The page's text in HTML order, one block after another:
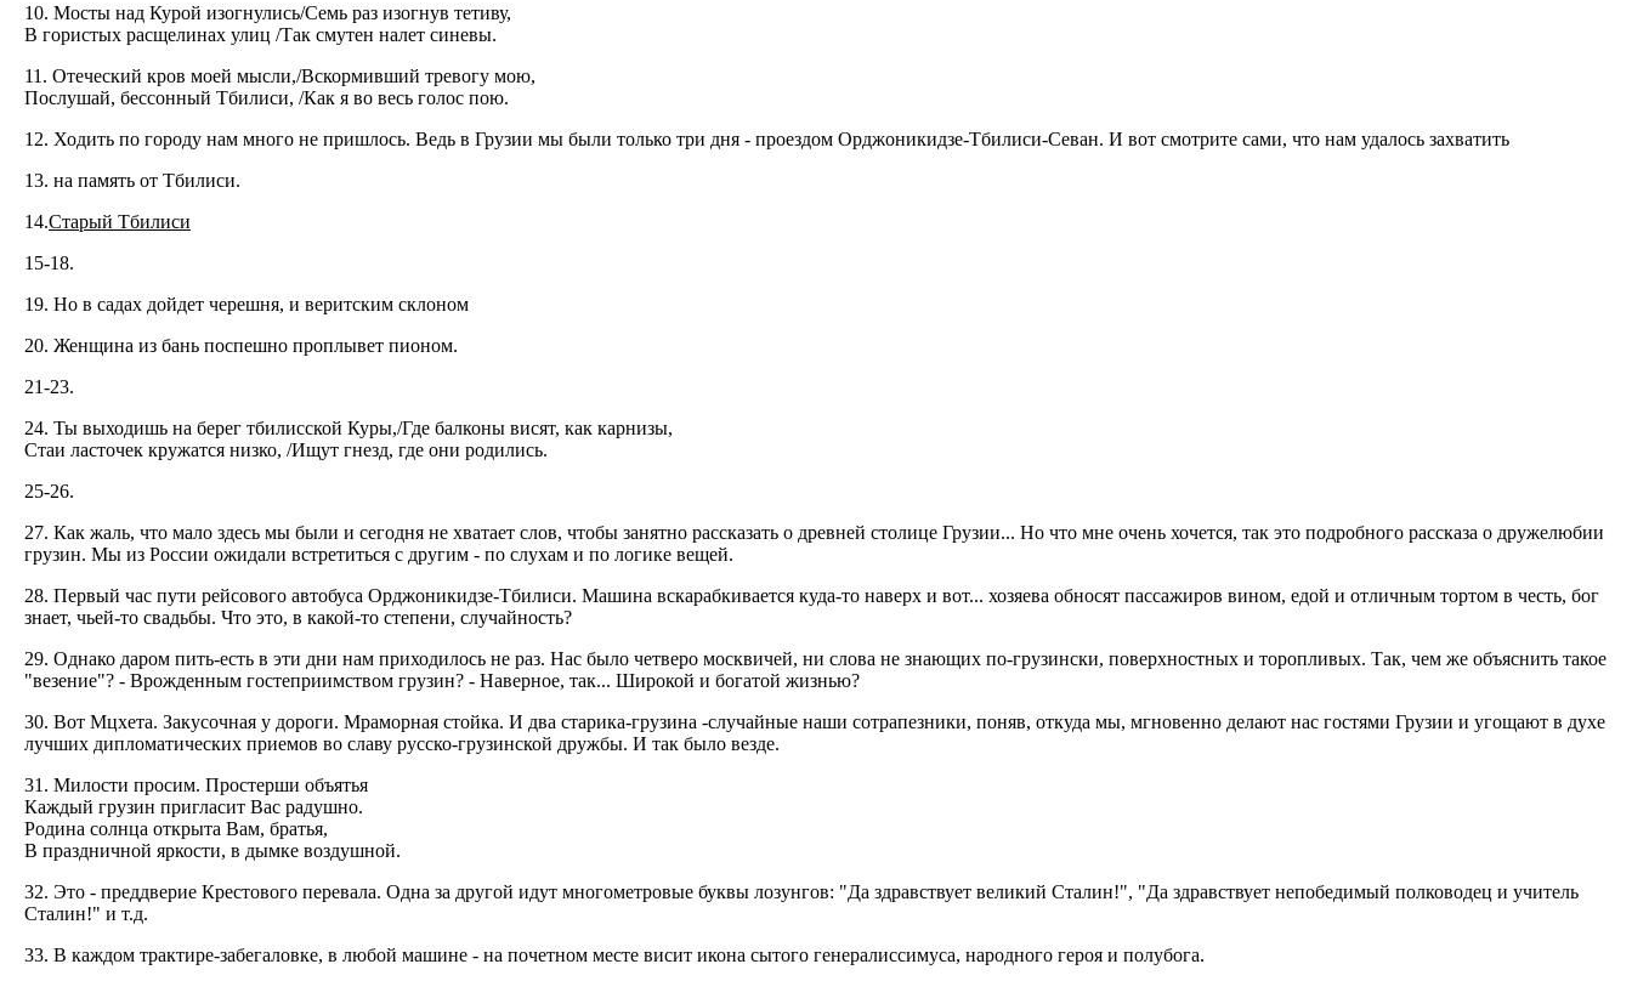
10. Мосты над Курой изогнулись/Семь раз изогнув тетиву,
В гористых расщелинах улиц /Так смутен налет синевы.
11. Отеческий кров моей мысли,/Вскормивший тревогу мою,
Послушай, бессонный Тбилиси, /Как я во весь голос пою.
12. Ходить по городу нам много не пришлось. Ведь в Грузии мы были только три дня - проездом Орджоникидзе-Тбилиси-Севан. И вот смотрите сами, что нам удалось захватить
13. на память от Тбилиси.
14.Старый Тбилиси
15-18.
19. Но в садах дойдет черешня, и веритским склоном
20. Женщина из бань поспешно проплывет пионом.
21-23.
24. Ты выходишь на берег тбилисской Куры,/Где балконы висят, как карнизы,
Стаи ласточек кружатся низко, /Ищут гнезд, где они родились.
25-26.
27. Как жаль, что мало здесь мы были и сегодня не хватает слов, чтобы занятно рассказать о древней столице Грузии... Но что мне очень хочется, так это подробного рассказа о дружелюбии
грузин. Мы из России ожидали встретиться с другим - по слухам и по логике вещей.
28. Первый час пути рейсового автобуса Орджоникидзе-Тбилиси. Машина вскарабкивается куда-то наверх и вот... хозяева обносят пассажиров вином, едой и отличным тортом в честь, бог
знает, чьей-то свадьбы. Что это, в какой-то степени, случайность?
29. Однако даром пить-есть в эти дни нам приходилось не раз. Нас было четверо москвичей, ни слова не знающих по-грузински, поверхностных и торопливых. Так, чем же объяснить такое
"везение"? - Врожденным гостеприимством грузин? - Наверное, так... Широкой и богатой жизнью?
30. Вот Мцхета. Закусочная у дороги. Мраморная стойка. И два старика-грузина -случайные наши сотрапезники, поняв, откуда мы, мгновенно делают нас гостями Грузии и угощают в духе
лучших дипломатических приемов во славу русско-грузинской дружбы. И так было везде.
31. Милости просим. Простерши объятья
Каждый грузин пригласит Вас радушно.
Родина солнца открыта Вам, братья,
В праздничной яркости, в дымке воздушной.
32. Это - преддверие Крестового перевала. Одна за другой идут многометровыe буквы лозунгов: "Да здравствует великий Сталин!", "Да здравствует непобедимый полководец и учитель
Сталин!" и т.д.
33. В каждом трактире-забегаловке, в любой машине - на почетном месте висит икона сытого генералиссимуса, народного героя и полубога.